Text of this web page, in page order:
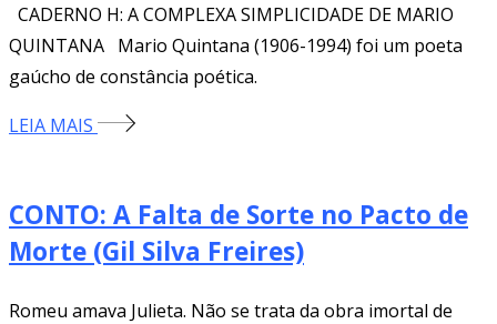
CADERNO H: A COMPLEXA SIMPLICIDADE DE MARIO
QUINTANA Mario Quintana (1906-1994) foi um poeta
gaúcho de constância poética.
LEIA MAIS
CONTO: A Falta de Sorte no Pacto de
Morte (Gil Silva Freires)
Romeu amava Julieta. Não se trata da obra imortal de